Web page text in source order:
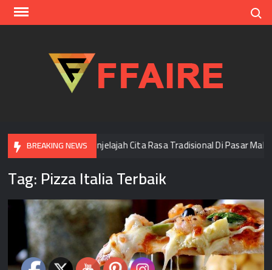
Skip
BREAKING NEWSMenjelajah Cita Rasa Tradisional Di Pasar
Tag:Pizza Italia Terbaik